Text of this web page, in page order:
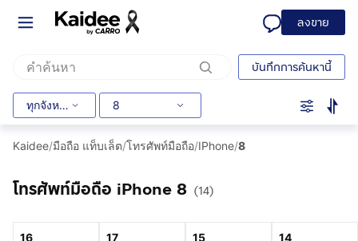
ลงขาย
บันทึกการค้นหานี้
ทุกจังหวัด 8
Kaidee/มือถือ แท็บเล็ต/โทรศัพท์มือถือ/IPhone/8
โทรศัพท์มือถือ iPhone 8 (14)
16 17 15 14